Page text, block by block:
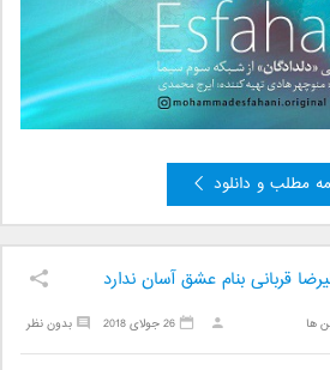
مطلب و دانلود
قربانی بنام عشق آسان ندارد
ها بدون نظر 26 جولای 2018